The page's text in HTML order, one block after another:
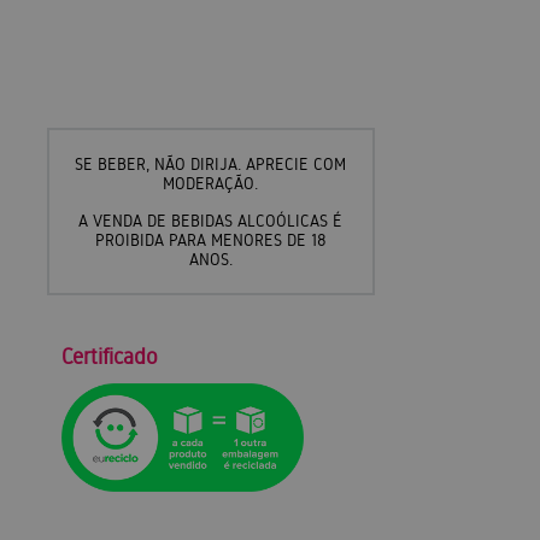
SE BEBER, NÃO DIRIJA. APRECIE COM
MODERAÇÃO.
A VENDA DE BEBIDAS ALCOÓLICAS É
PROIBIDA PARA MENORES DE 18
ANOS.
Certificado